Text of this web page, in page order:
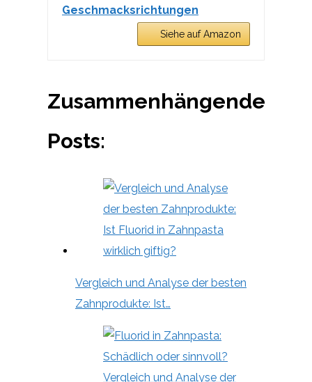
Geschmacksrichtungen
Siehe auf Amazon
Zusammenhängende
Posts:
Vergleich und Analyse der besten
Zahnprodukte: Ist…